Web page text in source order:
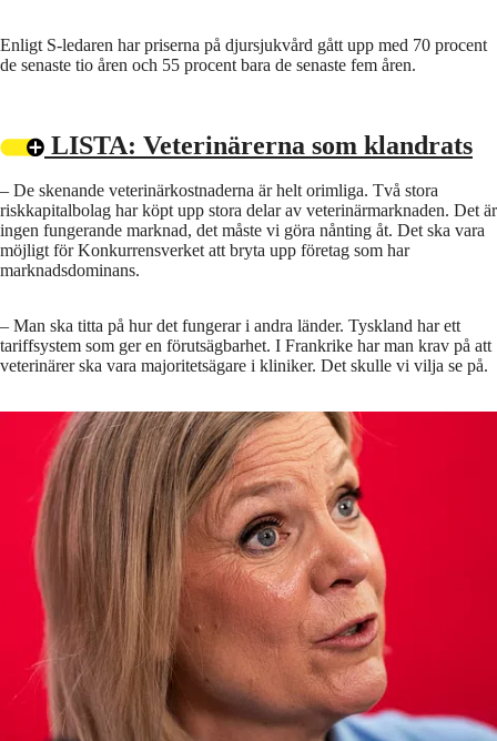
Enligt S-ledaren har priserna på djursjukvård gått upp med 70 procent
de senaste tio åren och 55 procent bara de senaste fem åren.
LISTA: Veterinärerna som klandrats
– De skenande veterinärkostnaderna är helt orimliga. Två stora
riskkapitalbolag har köpt upp stora delar av veterinärmarknaden. Det är
ingen fungerande marknad, det måste vi göra nånting åt. Det ska vara
möjligt för Konkurrensverket att bryta upp företag som har
marknadsdominans.
– Man ska titta på hur det fungerar i andra länder. Tyskland har ett
tariffsystem som ger en förutsägbarhet. I Frankrike har man krav på att
veterinärer ska vara majoritetsägare i kliniker. Det skulle vi vilja se på.